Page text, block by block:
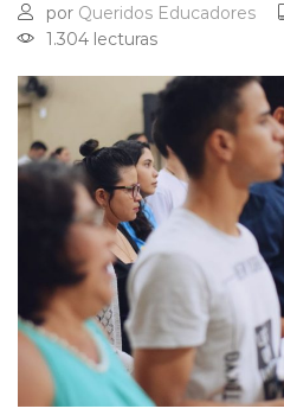
por Queridos Educadores
1.304 lecturas